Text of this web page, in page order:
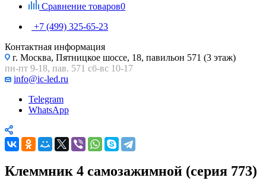
Сравнение товаров0
+7 (499) 325-65-23
Контактная информация
г. Москва, Пятницкое шоссе, 18, павильон 571 (3 этаж)
пн-пт 9-18, пав. 571 сб-вс 10-17
info@ic-led.ru
Telegram
WhatsApp
Клеммник 4 самозажимной (серия 773)